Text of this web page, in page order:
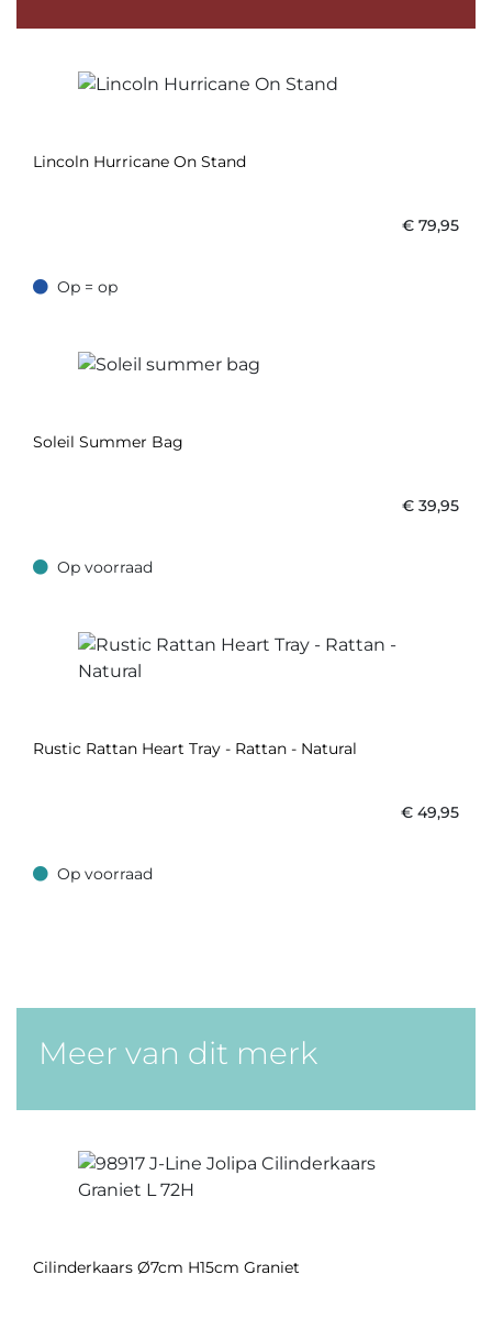
Lincoln Hurricane On Stand
€ 79,95
Op = op
Op = op
Soleil Summer Bag
€ 39,95
Op voorraad
Op voorraad
Rustic Rattan Heart Tray - Rattan - Natural
€ 49,95
Op voorraad
Op voorraad
Meer van dit merk
Cilinderkaars Ø7cm H15cm Graniet